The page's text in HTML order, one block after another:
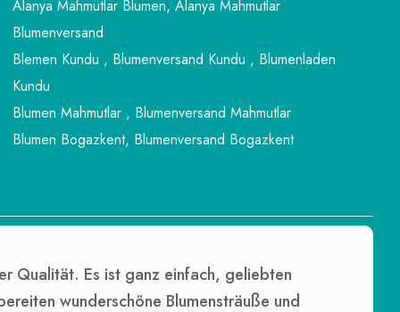
Alanya Mahmutlar Blumen, Alanya Mahmutlar
Blumenversand
Blemen Kundu , Blumenversand Kundu , Blumenladen
Kundu
Blumen Mahmutlar , Blumenversand Mahmutlar
Blumen Bogazkent, Blumenversand Bogazkent
Qualität. Es ist ganz einfach, geliebten
wunderschöne Blumensträuße und